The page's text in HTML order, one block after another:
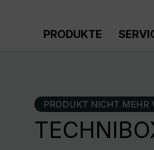
PRODUKTE
PRODUKT NICHT MEHR